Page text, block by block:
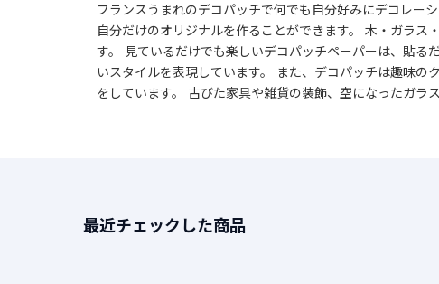
フランスうまれのデコパッチで何でも自分好みにデコレー
自分だけのオリジナルを作ることができます。 木・ガラ
す。 見ているだけでも楽しいデコパッチペーパーは、貼る
いスタイルを表現しています。 また、デコパッチは趣味
をしています。 古びた家具や雑貨の装飾、空になったガラ
最近チェックした商品